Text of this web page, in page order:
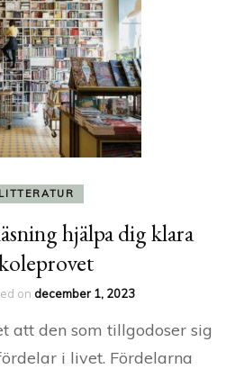
hjälpa dig klara
on december 1, 2023
att den som tillgodoser sig
i livet. Fördelarna